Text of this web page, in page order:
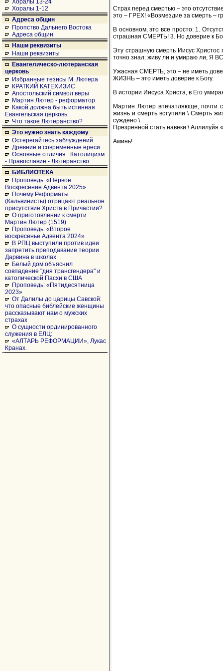
Хоралы 13-24
Хоралы 1-12
Адреса общин
Пропство Дальнего Востока
Адреса общин
Наши реквизиты
Наши реквизиты
Евангелическо-лютеранская
церковь
Избранные тезисы М. Лютера
КРАТКИЙ КАТЕХИЗИС
Апостольский символ веры
Мартин Лютер - реформатор
Какой должна быть истинная
Евангельская церковь
Что такое Лютеранство?
Это нужно знать каждому
Остерегайтесь заблуждений
Древние и современные ереси
Основные отличия : Католицизм
- Православие - Лютеранство
БИБЛИОТЕКА
Проповедь: «Первое
Воскресение Адвента 2025»
Почему Реформаты
(Кальвинисты) отрицают реальное
присутствие Христа в Причастии?
О приготовлении к смерти
Мартин Лютер (1519)
Проповедь: «Второе
воскресенье Адвента 2024»
В РПЦ выступили против идеи
запретить преподавание теории
Дарвина в школах
Белый дом объяснил
совпадение "дня трансгендера" и
католической Пасхи в США
Проповедь: «Пятидесятница
2023»
От Далилы до царицы Савской:
что опасные библейские женщины
рассказывают нам о мужских
страхах
О сущности ординированного
служения в ЕЛЦ:
«АЛТАРЬ РЕФОРМАЦИИ», Лукас
Кранах.
Страх перед смертью – это
это – ГРЕХ! «Возмездие за смерть –
В основном, это все просто: 1.
страшная СМЕРТЬ! 3. Но доверие к
Эту страшную смерть Иисус
точно знал: живу ли и умираю ли, Я
Ужасная СМЕРТЬ, это – не иметь
ЖИЗНЬ – это иметь доверие к Богу.
В истории Иисуса Христа, в Его
Мартин Лютер впечатляюще, почти
жизнь и смерть вступили \ Смерть
суждено \
Презренной стать навеки \ Аллилуйя
Аминь!